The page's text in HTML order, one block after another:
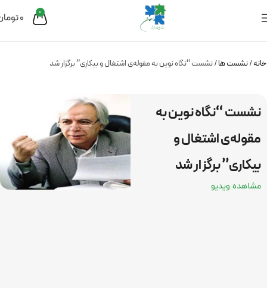
0
0
خانه نشست ها نشست “نگاه نوین به مقوله­‌ی اشتغال و بیکاری” برگزار شد
نشست “نگاه نوین به
مقوله­‌ی اشتغال و
بیکاری” برگزار شد
مشاهده ویدیو